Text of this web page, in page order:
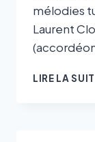
mélodies
Laurent
LIRE LA